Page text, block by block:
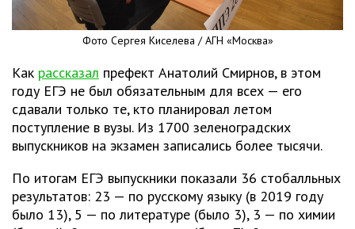
Фото Сергея Киселева / АГН «Москва»
Как рассказал префект Анатолий Смирнов, в этом
году ЕГЭ не был обязательным для всех — его
сдавали только те, кто планировал летом
поступление в вузы. Из 1700 зеленоградских
выпускников на экзамен записались более тысячи.
По итогам ЕГЭ выпускники показали 36 стобалльных
результатов: 23 — по русскому языку (в 2019 году
было 13), 5 — по литературе (было 3), 3 — по химии